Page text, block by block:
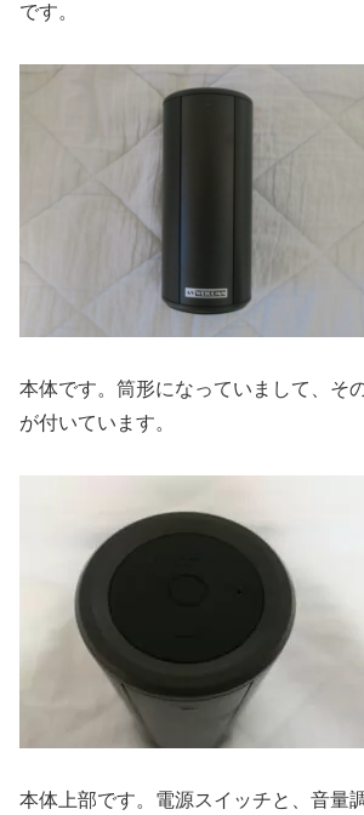
です。
本体です。筒形になっていまして、そ
が付いています。
本体上部です。電源スイッチと、音量